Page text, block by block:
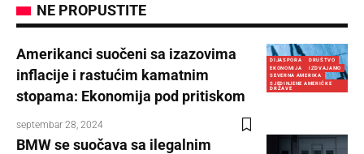
NE PROPUSTITE
DIJASPORA
DRUŠTVO
EKONOMIJA
IZDVAJAMO
SEVERNA AMERIKA
SJEDINJENE AMERIČKE
DRŽAVE
Amerikanci suočeni sa izazovima
inflacije i rastućim kamatnim
stopama: Ekonomija pod pritiskom
septembar 28, 2024
BMW se suočava sa ilegalnim